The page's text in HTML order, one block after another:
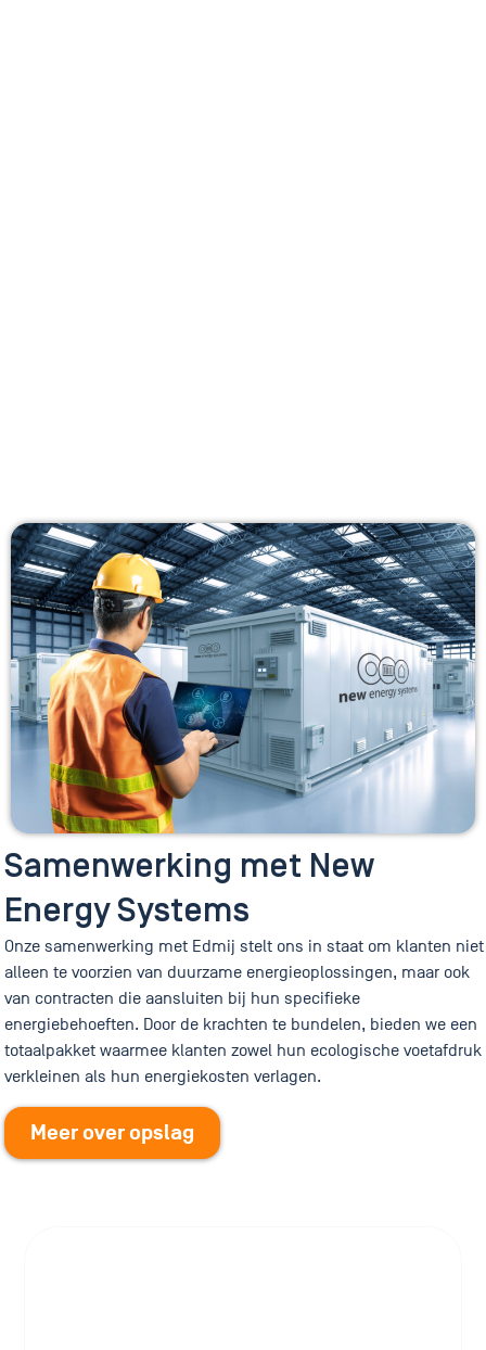
Samenwerking met New
Energy Systems
Onze samenwerking met Edmij stelt ons in staat om klanten niet
alleen te voorzien van duurzame energieoplossingen, maar ook
van contracten die aansluiten bij hun specifieke
energiebehoeften. Door de krachten te bundelen, bieden we een
totaalpakket waarmee klanten zowel hun ecologische voetafdruk
verkleinen als hun energiekosten verlagen.
Meer over opslag